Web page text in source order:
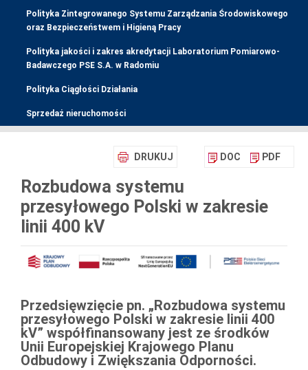
Polityka Zintegrowanego Systemu Zarządzania Środowiskowego
oraz Bezpieczeństwem i Higieną Pracy
Polityka jakości i zakres akredytacji Laboratorium Pomiarowo-
Badawczego PSE S.A. w Radomiu
Polityka Ciągłości Działania
Sprzedaż nieruchomości
DRUKUJ DOC PDF
Rozbudowa systemu
przesyłowego Polski w zakresie
linii 400 kV
Przedsięwzięcie pn. „Rozbudowa systemu
przesyłowego Polski w zakresie linii 400
kV” współfinansowany jest ze środków
Unii Europejskiej Krajowego Planu
Odbudowy i Zwiększania Odporności.